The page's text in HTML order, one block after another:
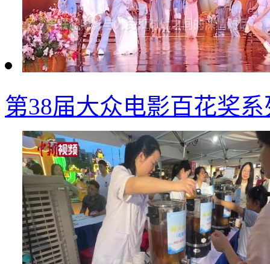
第38届大众电影百花奖